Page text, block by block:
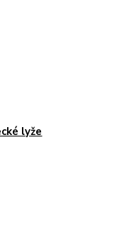
lyže